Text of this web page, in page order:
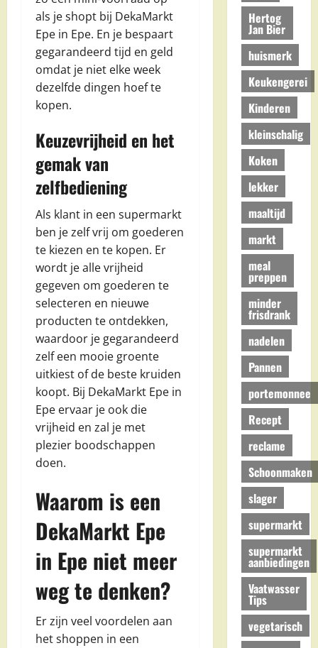
als je shopt bij DekaMarkt
Epe in Epe. En je bespaart
gegarandeerd tijd en geld
omdat je niet elke week
dezelfde dingen hoef te
kopen.
Keuzevrijheid en het
gemak van
zelfbediening
Als klant in een supermarkt
ben je zelf vrij om goederen
te kiezen en te kopen. Er
wordt je alle vrijheid
gegeven om goederen te
selecteren en nieuwe
producten te ontdekken,
waardoor je gegarandeerd
zelf een mooie groente
uitkiest of de beste kruiden
koopt. Bij DekaMarkt Epe in
Epe ervaar je ook die
vrijheid en zal je met
plezier boodschappen
doen.
Waarom is een
DekaMarkt Epe
in Epe niet meer
weg te denken?
Er zijn veel voordelen aan
het shoppen in een
Hertog
Jan Bier
huismerk
Keukengerei
Kinderen
kleinschalig
Koken
lekker
maaltijd
markt
meal
preppen
minder
frisdrank
nadelen
Pannen
portemonnee
Recept
reclame
Schoonmaken
slager
supermarkt
supermarkt
aanbiedingen
Vaatwasser
Tips
vegetarisch